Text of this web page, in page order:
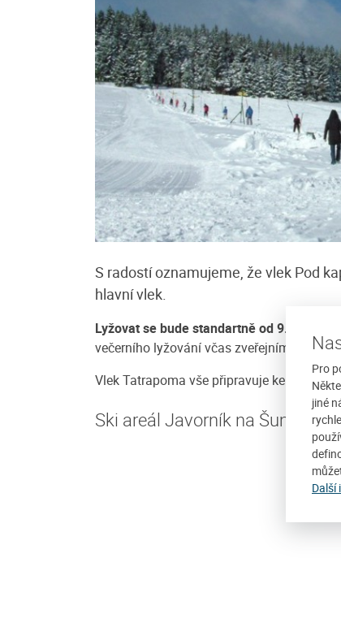
Pro
jiné
Další
S radostí oznamujeme, že vlek Pod
hlavní vlek.
Lyžovat se bude standartně od 9.00 do
večerního lyžování včas zveřejníme.
Vlek Tatrapoma vše připravuje ke
Ski areál Javorník na Šumavě
všechny, kteří
se mohou vrátit do
více
Penzion Ekosport
prostředí těsně u hranic
parku stranou od hlavní turistické
Cena: 900 Kč za osobu / noc